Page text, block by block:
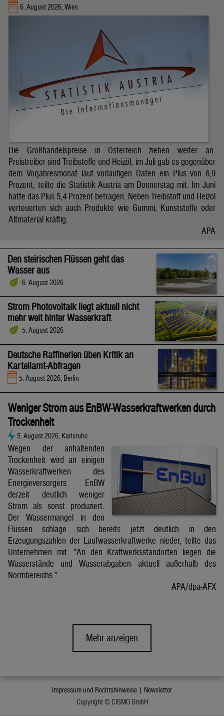
6. August 2026, Wien
Die Großhandelspreise in Österreich ziehen weiter an.
Preistreiber sind Treibstoffe und Heizöl, im Juli gab es gegenüber
dem Vorjahresmonat laut vorläufigen Daten ein Plus von 6,9
Prozent, teilte die Statistik Austria am Donnerstag mit. Im Juni
hatte das Plus 5,4 Prozent betragen. Neben Treibstoff und Heizöl
verteuerten sich auch Produkte wie Gummi, Kunststoffe oder
Altmaterial kräftig.
APA
Den steirischen Flüssen geht das
Wasser aus
6. August 2026
Strom Photovoltaik liegt aktuell nicht
mehr weit hinter Wasserkraft
5. August 2026
Deutsche Raffinerien üben Kritik an
Kartellamt-Abfragen
5. August 2026, Berlin
Weniger Strom aus EnBW-Wasserkraftwerken durch
Trockenheit
5. August 2026, Karlsruhe
Wegen der anhaltenden
Trockenheit wird an einigen
Wasserkraftwerken des
Energieversorgers EnBW
derzeit deutlich weniger
Strom als sonst produziert.
Der Wassermangel in den
Flüssen schlage sich bereits jetzt deutlich in den
Erzeugungszahlen der Laufwasserkraftwerke nieder, teilte das
Unternehmen mit. "An den Kraftwerksstandorten liegen die
Wasserstände und Wasserabgaben aktuell außerhalb des
Normbereichs."
APA/dpa-AFX
Mehr anzeigen
Impressum und Rechtshinweise | Newsletter
Copyright © CISMO GmbH